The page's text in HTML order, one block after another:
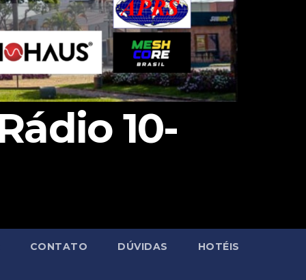
10-
CONTATO DÚVIDAS HOTÉIS